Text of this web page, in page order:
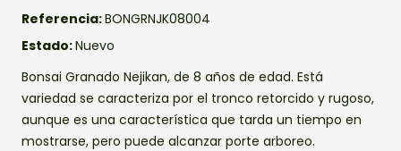
Referencia:BONGRNJK08004
Estado:Nuevo
Bonsai Granado Nejikan, de 8 años de edad. Está
variedad se caracteriza por el tronco retorcido y rugoso,
aunque es una característica que tarda un tiempo en
mostrarse, pero puede alcanzar porte arboreo.